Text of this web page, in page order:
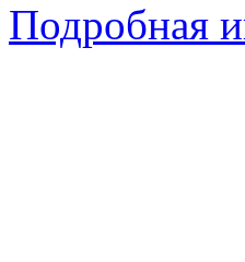
Подробная